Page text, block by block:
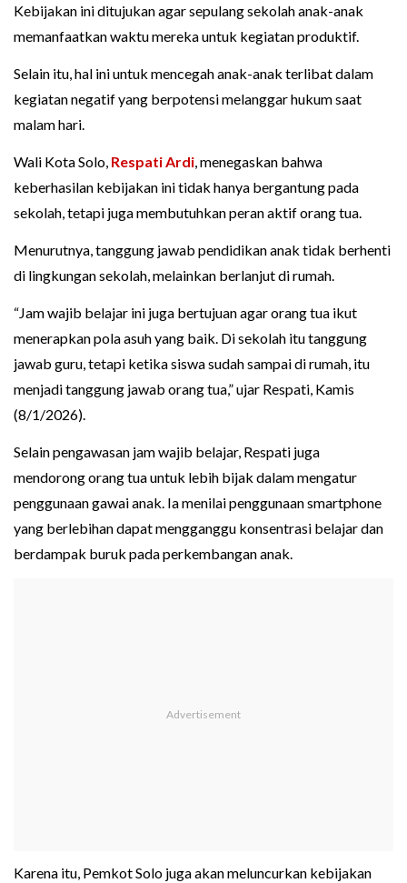
Kebijakan ini ditujukan agar sepulang sekolah anak-anak
memanfaatkan waktu mereka untuk kegiatan produktif.
Selain itu, hal ini untuk mencegah anak-anak terlibat dalam
kegiatan negatif yang berpotensi melanggar hukum saat
malam hari.
Wali Kota Solo, Respati Ardi, menegaskan bahwa
keberhasilan kebijakan ini tidak hanya bergantung pada
sekolah, tetapi juga membutuhkan peran aktif orang tua.
Menurutnya, tanggung jawab pendidikan anak tidak berhenti
di lingkungan sekolah, melainkan berlanjut di rumah.
“Jam wajib belajar ini juga bertujuan agar orang tua ikut
menerapkan pola asuh yang baik. Di sekolah itu tanggung
jawab guru, tetapi ketika siswa sudah sampai di rumah, itu
menjadi tanggung jawab orang tua,” ujar Respati, Kamis
(8/1/2026).
Selain pengawasan jam wajib belajar, Respati juga
mendorong orang tua untuk lebih bijak dalam mengatur
penggunaan gawai anak. Ia menilai penggunaan smartphone
yang berlebihan dapat mengganggu konsentrasi belajar dan
berdampak buruk pada perkembangan anak.
Karena itu, Pemkot Solo juga akan meluncurkan kebijakan